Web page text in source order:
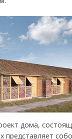
дома,
представляет